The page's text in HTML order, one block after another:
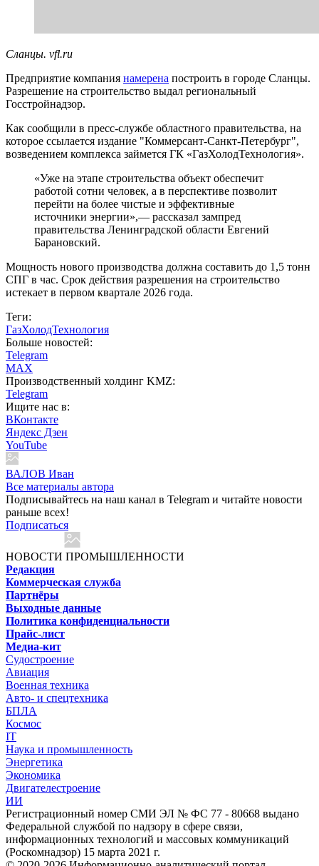
Сланцы. vfl.ru
Предприятие компания намерена построить в городе Сланцы.
Разрешение на строительство выдал региональный
Госстройнадзор.
Как сообщили в пресс-службе областного правительства, на
которое ссылается издание "Коммерсант-Санкт-Петербург",
возведением комплекса займется ГК «ГазХолодТехнология».
«Уже на этапе строительства объект обеспечит
работой сотни человек, а в перспективе позволит
перейти на более чистые и эффективные
источники энергии»,— рассказал зампред
правительства Ленинградской области Евгений
Барановский.
Мощность нового производства должна составить до 1,5 тонн
СПГ в час. Срок действия разрешения на строительство
истекает в первом квартале 2026 года.
Теги:
ГазХолодТехнология
Больше новостей:
Telegram
MAX
Производственный холдинг KMZ:
Telegram
Ищите нас в:
ВКонтакте
Яндекс Дзен
YouTube
ВАЛОВ Иван
Все материалы автора
Подписывайтесь на наш канал в Telegram и читайте новости
раньше всех!
Подписаться
НОВОСТИ ПРОМЫШЛЕННОСТИ
Редакция
Коммерческая служба
Партнёры
Выходные данные
Политика конфиденциальности
Прайс-лист
Медиа-кит
Судостроение
Авиация
Военная техника
Авто- и спецтехника
БПЛА
Космос
IT
Наука и промышленность
Энергетика
Экономика
Двигателестроение
ИИ
Регистрационный номер СМИ ЭЛ № ФС 77 - 80668 выдано
Федеральной службой по надзору в сфере связи,
информационных технологий и массовых коммуникаций
(Роскомнадзор) 15 марта 2021 г.